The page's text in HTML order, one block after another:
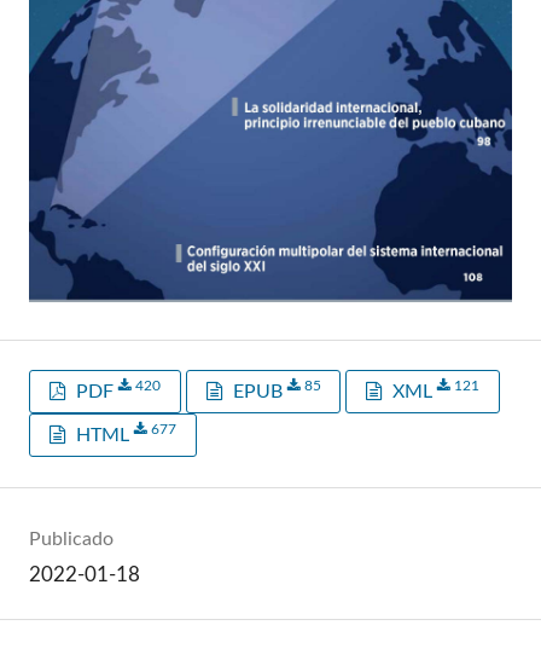
PDF 420 EPUB 85 XML 121
HTML 677
Publicado
2022-01-18